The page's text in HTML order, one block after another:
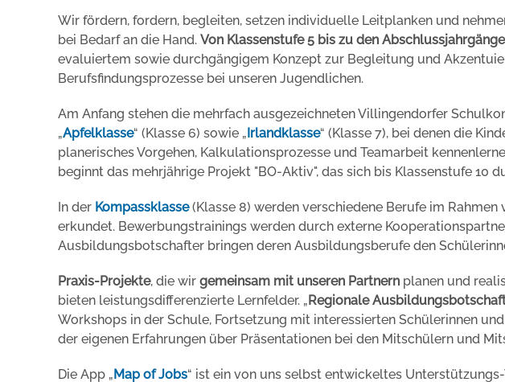
Wir fördern, fordern, begleiten, setzen individuelle Leitplanken und
bei Bedarf an die Hand. Von Klassenstufe 5 bis zu den
evaluiertem sowie durchgängigem Konzept zur Begleitung und
Berufsfindungsprozesse bei unseren Jugendlichen.
Am Anfang stehen die mehrfach ausgezeichneten Villingendorfer
„Apfelklasse“ (Klasse 6) sowie „ Irlandklasse“ (Klasse 7), bei denen die
planerisches Vorgehen, Kalkulationsprozesse und Teamarbeit
beginnt das mehrjährige Projekt "BO-Aktiv", das sich bis Klassenstufe 10
In der Kompassklasse (Klasse 8) werden verschiedene Berufe im
erkundet. Bewerbungstrainings werden durch externe
Ausbildungsbotschafter bringen deren Ausbildungsberufe den
Praxis-Projekte, die wir gemeinsam mit unseren Partnern planen und
bieten leistungsdifferenzierte Lernfelder. „ Regionale
Workshops in der Schule, Fortsetzung mit interessierten Schülerinnen
der eigenen Erfahrungen über Präsentationen bei den Mitschülern und
Die App „ Map of Jobs“ ist ein von uns selbst entwickeltes